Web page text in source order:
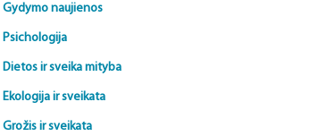
Gydymo naujienos
Psichologija
Dietos ir sveika mityba
Ekologija ir sveikata
Grožis ir sveikata